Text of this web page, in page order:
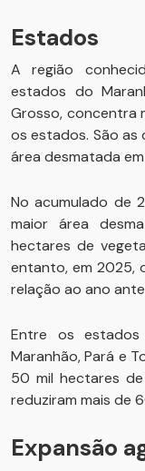
Estados
A região
estados do
Grosso, concentra
os estados. São as
área desmatada
No acumulado de
maior área
hectares de
entanto, em 2025,
relação ao ano
Entre os estados
Maranhão, Pará e
50 mil hectares
reduziram mais de
Expansão